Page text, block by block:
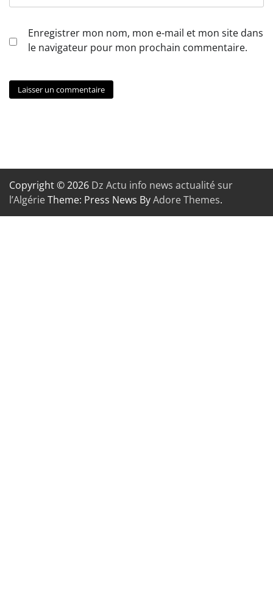
Enregistrer mon nom, mon e-mail et mon site dans
le navigateur pour mon prochain commentaire.
Copyright © 2026 Dz Actu info news actualité sur
l’AlgérieTheme: Press News ByAdore Themes.